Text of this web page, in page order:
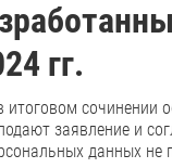
гг.
итоговом сочинении
заявление и
данных не